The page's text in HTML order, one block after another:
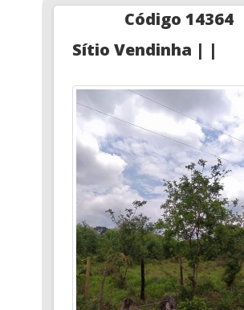
Código 14364
Sítio Vendinha | |